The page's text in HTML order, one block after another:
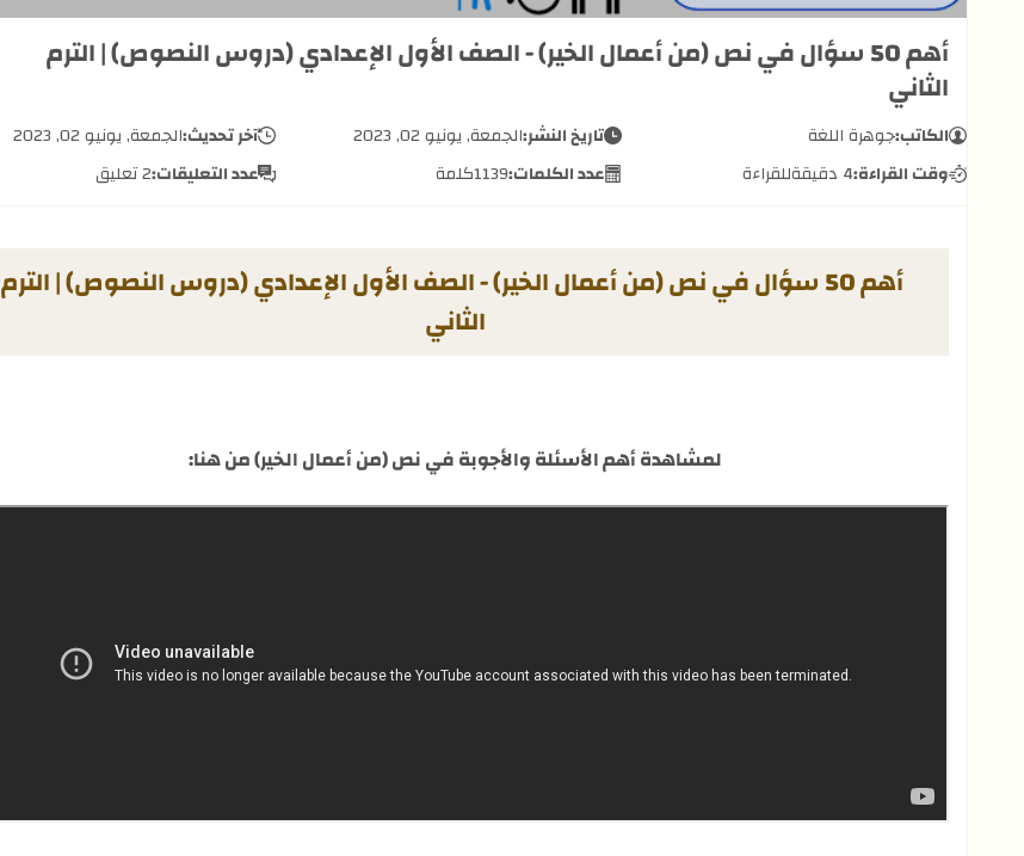
أهم 50 سؤال في نص (من أعمال الخير) - الصف الأول الإعدادي (دروس النصوص) | الترم
الثاني
الكاتب:جوهرة اللغة تاريخ النشر:الجمعة, يونيو 02, 2023 آخر تحديث:الجمعة, يونيو 02, 2023
وقت القراءة:4 دقيقة للقراءة عدد الكلمات:1139كلمة عدد التعليقات:2 تعليق
أهم 50 سؤال في نص (من أعمال الخير) - الصف الأول الإعدادي (دروس النصوص) | الترم
الثاني
لمشاهدة أهم الأسئلة والأجوبة في نص (من أعمال الخير) من هنا: